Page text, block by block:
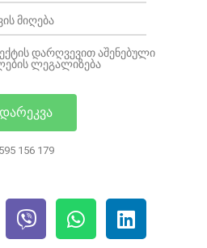
ᲛᲘᲦᲔᲑᲐ
ᲓᲐᲠᲦᲕᲔᲕᲘᲗ ᲐᲨᲔᲜᲔᲑᲣᲚᲘ
ᲚᲔᲒᲐᲚᲘᲖᲔᲑᲐ
ᲓᲐᲠᲔᲙᲕᲐ
595 156 179